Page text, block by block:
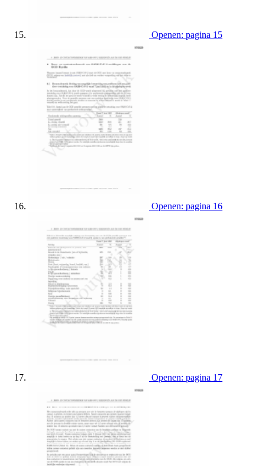
Openen: pagina 15
Openen: pagina 16
Openen: pagina 17